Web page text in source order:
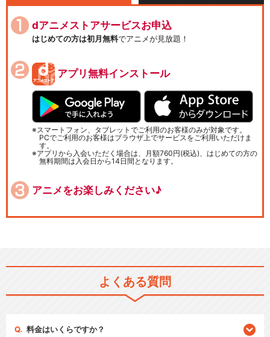
dアニメストアサービスお申込
はじめての方は初月無料でアニメが見放題！
アプリ無料インストール
スマートフォン、タブレットでご利用のお客様のみが対象です。
PCでご利用のお客様はブラウザ上でサービスをご利用いただけま
す。
アプリから入会いただく場合は、月額760円(税込)、はじめての方の
無料期間は入会日から14日間となります。
アニメをお楽しみください♪
よくある質問
料金はいくらですか？